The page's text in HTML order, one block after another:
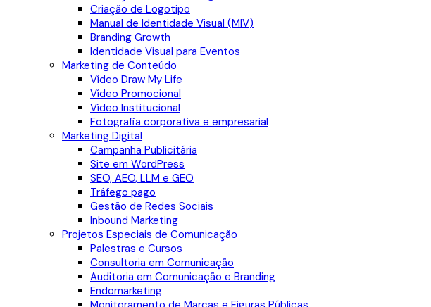
Criação de Logotipo
Manual de Identidade Visual (MIV)
Branding Growth
Identidade Visual para Eventos
Marketing de Conteúdo
Vídeo Draw My Life
Vídeo Promocional
Vídeo Institucional
Fotografia corporativa e empresarial
Marketing Digital
Campanha Publicitária
Site em WordPress
SEO, AEO, LLM e GEO
Tráfego pago
Gestão de Redes Sociais
Inbound Marketing
Projetos Especiais de Comunicação
Palestras e Cursos
Consultoria em Comunicação
Auditoria em Comunicação e Branding
Endomarketing